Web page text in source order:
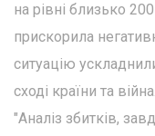
на рівні близько
прискорила
ситуацію
сході країни та
"Аналіз збитків,